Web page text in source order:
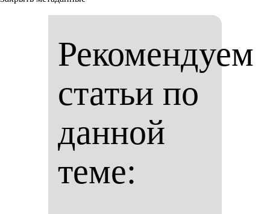
Рекомендуем
статьи по
данной
теме: